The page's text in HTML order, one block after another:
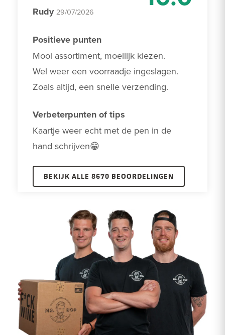
Rudy 29/07/2026
Positieve punten
Mooi assortiment, moeilijk kiezen.
Wel weer een voorraadje ingeslagen.
Zoals altijd, een snelle verzending.
Verbeterpunten of tips
Kaartje weer echt met de pen in de
hand schrijven😁
BEKIJK ALLE 8670 BEOORDELINGEN